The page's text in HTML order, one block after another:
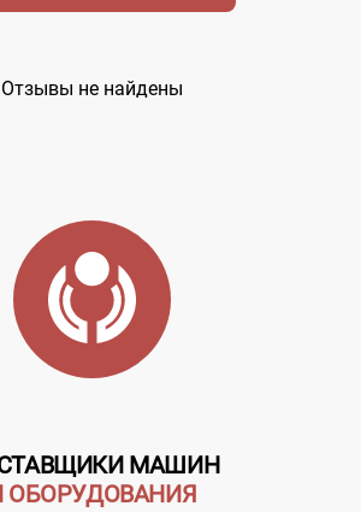
Отзывы не найдены
МАШИН
ОБОРУДОВАНИЯ